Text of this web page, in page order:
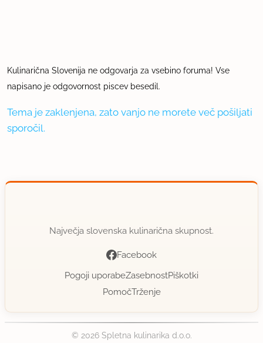
Kulinarična Slovenija ne odgovarja za vsebino foruma! Vse
napisano je odgovornost piscev besedil.
Tema je zaklenjena, zato vanjo ne morete več pošiljati
sporočil.
Največja slovenska kulinarična skupnost.
Facebook
Pogoji uporabeZasebnostPiškotki
PomočTrženje
© 2026 Spletna kulinarika d.o.o.